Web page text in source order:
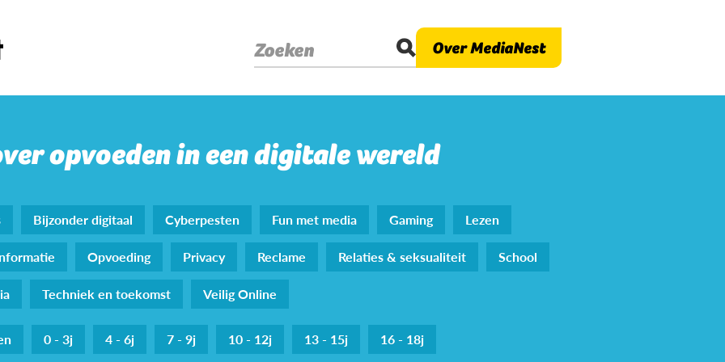
Zoeken Over MediaNest
opvoeden in een digitale wereld
Bijzonder digitaal Cyberpesten Fun met media Gaming
Lezen
Opvoeding Privacy Reclame Relaties & seksualiteit
School
Techniek en toekomst Veilig Online
0 - 3j 4 - 6j 7 - 9j 10 - 12j 13 - 15j 16 - 18j